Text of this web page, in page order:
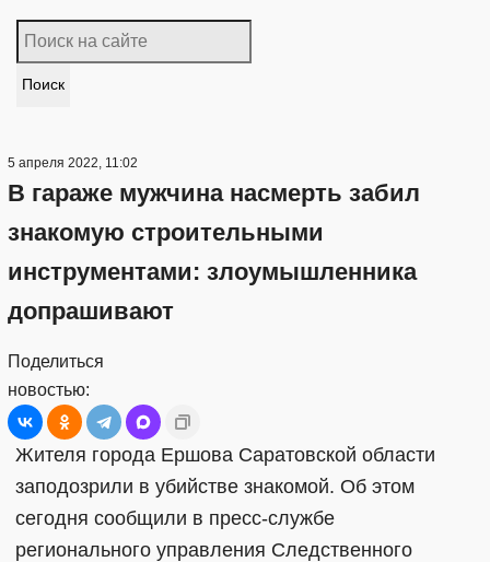
Поиск
5 апреля 2022, 11:02
В гараже мужчина насмерть забил
знакомую строительными
инструментами: злоумышленника
допрашивают
Поделиться
новостью:
Жителя города Ершова Саратовской области
заподозрили в убийстве знакомой. Об этом
сегодня сообщили в пресс-службе
регионального управления Следственного